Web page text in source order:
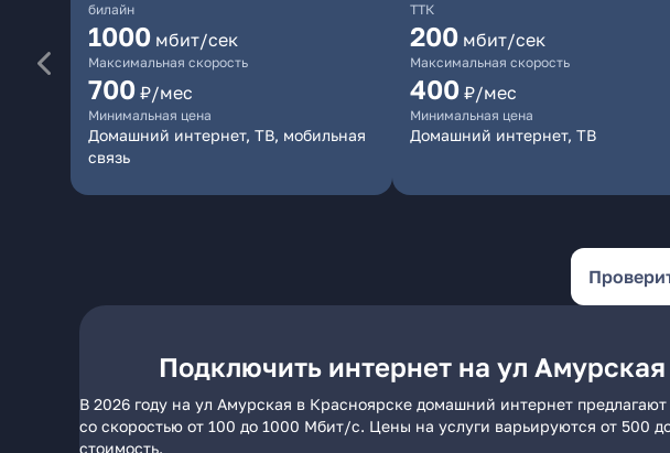
билайн
1000 мбит/сек
Максимальная скорость
700 ₽/мес
Минимальная цена
Домашний интернет, ТВ, мобильная
связь
ТТК
200 мбит/сек
Максимальная скорость
400 ₽/мес
Минимальная цена
Домашний интернет, ТВ
Подключить интернет на ул
В 2026 году на ул Амурская в Красноярске домашний интернет
со скоростью от 100 до 1000 Мбит/с. Цены на услуги варьируются от 500
стоимость.